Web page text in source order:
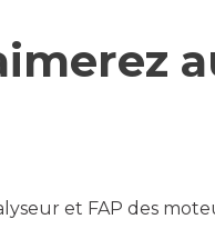
et FAP des